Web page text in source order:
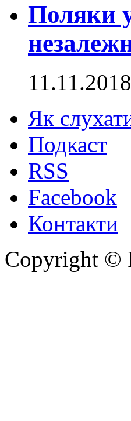
Поляки
11.11.2018
Як
Подкаст
RSS
Facebook
Контакти
Copyright ©